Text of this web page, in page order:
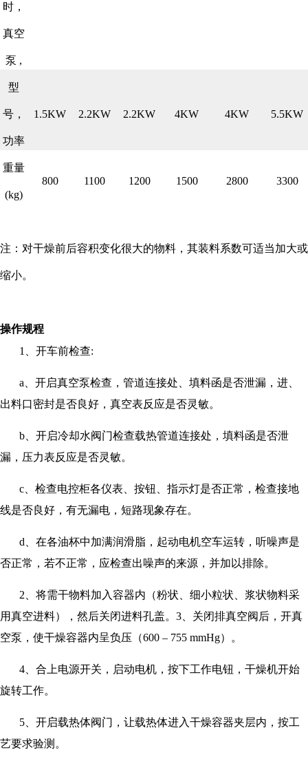
时，
真空
泵 ,
型
号，
功率
1.5KW 2.2KW 2.2KW 4KW 4KW 5.5KW
重量
(kg)
800 1100 1200 1500 2800 3300
注：对干燥前后容积变化很大的物料，其装料系数可适当加大或
缩小。
操作规程
1、开车前检查:
a、开启真空泵检查，管道连接处、填料函是否泄漏，进、
出料口密封是否良好，真空表反应是否灵敏。
b、开启冷却水阀门检查载热管道连接处，填料函是否泄
漏，压力表反应是否灵敏。
c、检查电控柜各仪表、按钮、指示灯是否正常，检查接地
线是否良好，有无漏电，短路现象存在。
d、在各油杯中加满润滑脂，起动电机空车运转，听噪声是
否正常，若不正常，应检查出噪声的来源，并加以排除。
2、将需干物料加入容器内（粉状、细小粒状、浆状物料采
用真空进料），然后关闭进料孔盖。3、关闭排真空阀后，开真
空泵，使干燥容器内呈负压（600 – 755 mmHg）。
4、合上电源开关，启动电机，按下工作电钮，干燥机开始
旋转工作。
5、开启载热体阀门，让载热体进入干燥容器夹层内，按工
艺要求验测。